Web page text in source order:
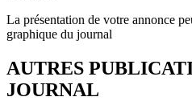
La présentation de votre annonce
graphique du journal
AUTRES
JOURNAL